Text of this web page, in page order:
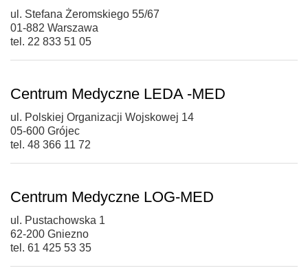
ul. Stefana Żeromskiego 55/67
01-882 Warszawa
tel. 22 833 51 05
Centrum Medyczne LEDA -MED
ul. Polskiej Organizacji Wojskowej 14
05-600 Grójec
tel. 48 366 11 72
Centrum Medyczne LOG-MED
ul. Pustachowska 1
62-200 Gniezno
tel. 61 425 53 35